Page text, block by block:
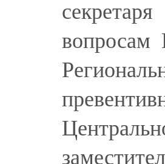
вопросам